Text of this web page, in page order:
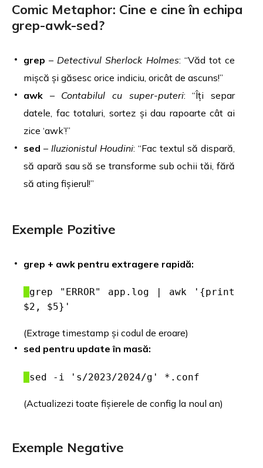
Comic Metaphor: Cine e cine în echipa
grep-awk-sed?
grep – Detectivul Sherlock Holmes: “Văd tot ce
mișcă și găsesc orice indiciu, oricât de ascuns!”
awk – Contabilul cu super-puteri: “Îți separ
datele, fac totaluri, sortez și dau rapoarte cât ai
zice ‘awk’!”
sed – Iluzionistul Houdini: “Fac textul să dispară,
să apară sau să se transforme sub ochii tăi, fără
să ating fișierul!”
Exemple Pozitive
grep + awk pentru extragere rapidă:
grep "ERROR" app.log | awk '{print
$2, $5}'
(Extrage timestamp și codul de eroare)
sed pentru update în masă:
sed -i 's/2023/2024/g' *.conf
(Actualizezi toate fișierele de config la noul an)
Exemple Negative